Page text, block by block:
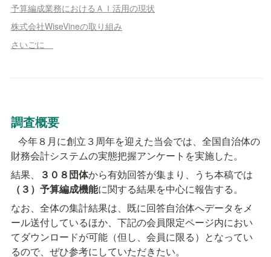
予算編成業務におけるＡＩ活用の現状
株式会社WiseVineの取り組み
さいごに
調査概要
財務会計システムの実態把握アンケートを実施した。
結果、
３０８団体から有効回答が集まり、うち本稿では
（３）予算編成機能に関する結果を中心に報告する。
なお、全体の集計結果は、既に回答自治体へデータをメ
ール送付しているほか、下記の会員限定ページ内におい
てダウンロードが可能（但し、会員に限る）となってい
るので、ぜひ参考にしていただきたい。